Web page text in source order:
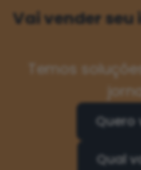
Vai vender
Temos
Quero
Qual